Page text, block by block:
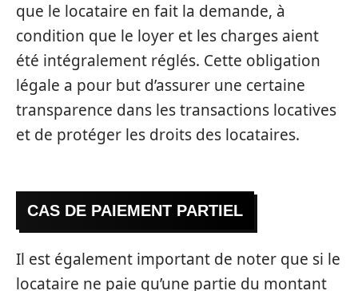
que le locataire en fait la demande, à
condition que le loyer et les charges aient
été intégralement réglés. Cette obligation
légale a pour but d’assurer une certaine
transparence dans les transactions locatives
et de protéger les droits des locataires.
CAS DE PAIEMENT PARTIEL
Il est également important de noter que si le
locataire ne paie qu’une partie du montant